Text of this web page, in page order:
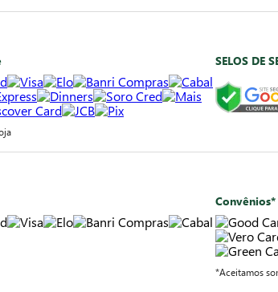
SELOS DE
Convênios*
*Aceitamos